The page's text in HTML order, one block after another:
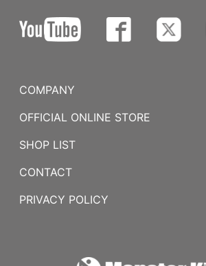
COMPANY
OFFICIAL ONLINE STORE
SHOP LIST
CONTACT
PRIVACY POLICY